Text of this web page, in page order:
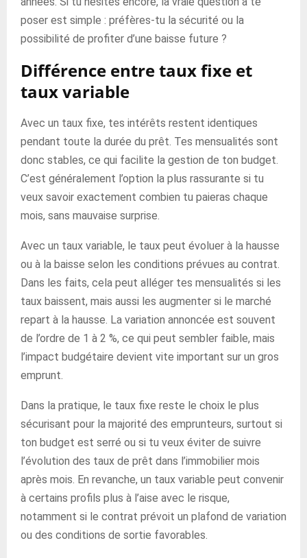
poser est simple : préfères-tu la sécurité ou la
possibilité de profiter d’une baisse future ?
Différence entre taux fixe et
taux variable
Avec un taux fixe, tes intérêts restent identiques
pendant toute la durée du prêt. Tes mensualités sont
donc stables, ce qui facilite la gestion de ton budget.
C’est généralement l’option la plus rassurante si tu
veux savoir exactement combien tu paieras chaque
mois, sans mauvaise surprise.
Avec un taux variable, le taux peut évoluer à la hausse
ou à la baisse selon les conditions prévues au contrat.
Dans les faits, cela peut alléger tes mensualités si les
taux baissent, mais aussi les augmenter si le marché
repart à la hausse. La variation annoncée est souvent
de l’ordre de 1 à 2 %, ce qui peut sembler faible, mais
l’impact budgétaire devient vite important sur un gros
emprunt.
Dans la pratique, le taux fixe reste le choix le plus
sécurisant pour la majorité des emprunteurs, surtout si
ton budget est serré ou si tu veux éviter de suivre
l’évolution des taux de prêt dans l’immobilier mois
après mois. En revanche, un taux variable peut convenir
à certains profils plus à l’aise avec le risque,
notamment si le contrat prévoit un plafond de variation
ou des conditions de sortie favorables.